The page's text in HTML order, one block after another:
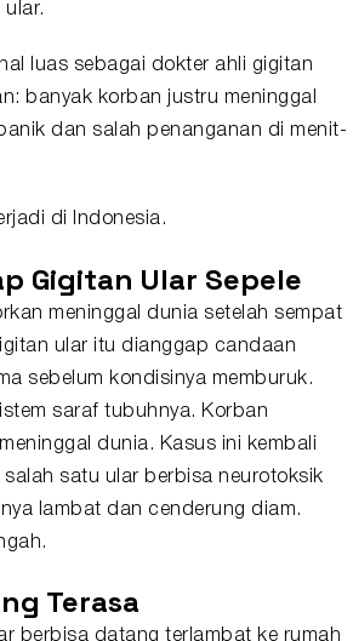
ular.
luas sebagai dokter ahli gigitan
banyak korban justru meninggal
dan salah penanganan di menit-
di Indonesia.
Gigitan Ular Sepele
meninggal dunia setelah sempat
ular itu dianggap candaan
sebelum kondisinya memburuk.
saraf tubuhnya. Korban
dunia. Kasus ini kembali
salah satu ular berbisa neurotoksik
lambat dan cenderung diam.
Terasa
berbisa datang terlambat ke rumah